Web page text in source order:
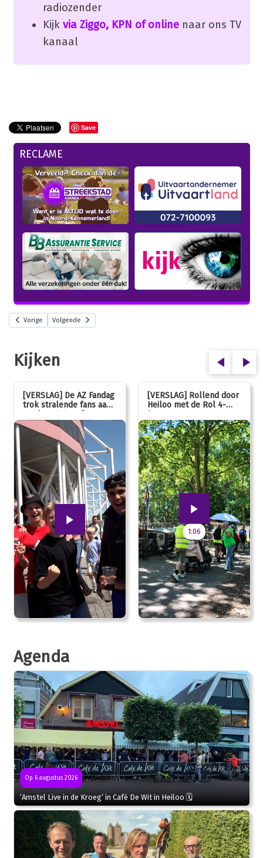
radiozender
Kijk via Ziggo, KPN of onlinenaar ons TV
kanaal
Save
RECLAME
Vorige Volgende
Kijken
[VERSLAG] De AZ Fandag
trok stralende fans aan,
van jong tot oud!
[VERSLAG] Rollend door
Heiloo met de Rol 4-
Daagse
1:06
Agenda
Op 6 augustus 2026
‘Amstel Live in de Kroeg’ in Café De Wit in Heiloo 🗓